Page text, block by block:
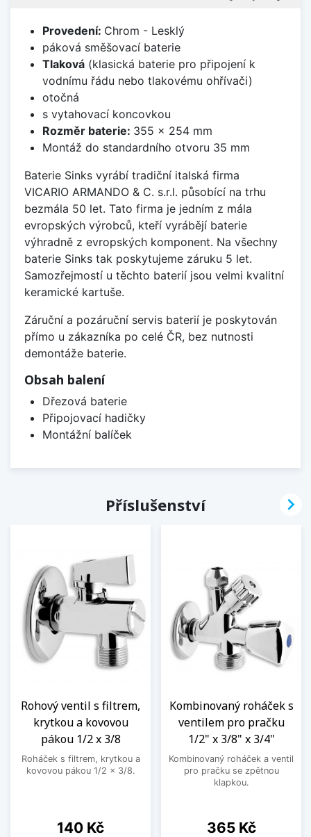
Provedení: Chrom - Lesklý
páková směšovací baterie
Tlaková(klasická baterie pro připojení k
vodnímu řádu nebo tlakovému ohřívači)
otočná
s vytahovací koncovkou
Rozměr baterie: 355 x 254 mm
Montáž do standardního otvoru 35 mm
Baterie Sinks vyrábí tradiční italská firma
VICARIO ARMANDO & C. s.r.l. působící na trhu
bezmála 50 let. Tato firma je jedním z mála
evropských výrobců, kteří vyrábějí baterie
výhradně z evropských komponent. Na všechny
baterie Sinks tak poskytujeme záruku 5 let.
Samozřejmostí u těchto baterií jsou velmi kvalitní
keramické kartuše.
Záruční a pozáruční servis baterií je poskytován
přímo u zákazníka po celé ČR, bez nutnosti
demontáže baterie.
Obsah balení
Dřezová baterie
Připojovací hadičky
Montážní balíček
Příslušenství
Rohový ventil s filtrem,
krytkou a kovovou
pákou 1/2 x 3/8
Roháček s filtrem, krytkou a
kovovou pákou 1/2 x 3/8.
Cena
140 Kč
Kombinovaný roháček s
ventilem pro pračku
1/2" x 3/8" x 3/4"
Kombinovaný roháček a ventil
pro pračku se zpětnou
klapkou.
Cena
365 Kč
